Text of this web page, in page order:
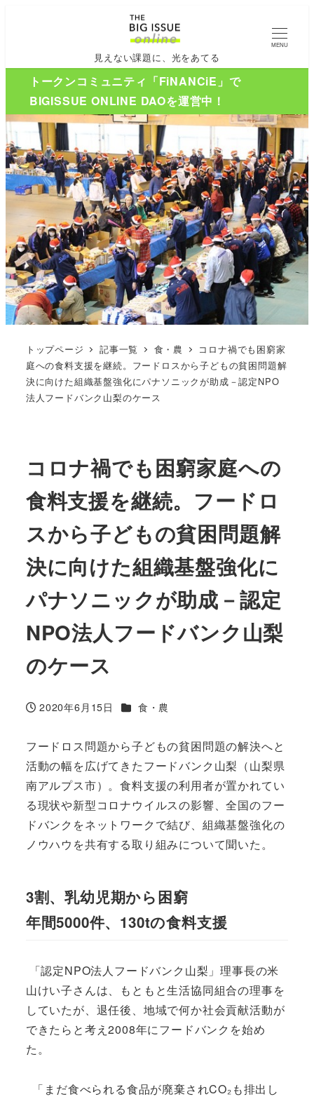
見えない課題に、光をあてる
MENU
トークンコミュニティ「FiNANCiE」で
BIGISSUE ONLINE DAOを運営中！
トップページ 記事一覧 食・農
コロナ禍でも困窮家
庭への食料支援を継続。フードロスから子どもの貧困問題解
決に向けた組織基盤強化にパナソニックが助成－認定NPO
法人フードバンク山梨のケース
コロナ禍でも困窮家庭への
食料支援を継続。フードロ
スから子どもの貧困問題解
決に向けた組織基盤強化に
パナソニックが助成－認定
NPO法人フードバンク山梨
のケース
投稿日
2020年6月15日 カテゴリー
食・農
フードロス問題から子どもの貧困問題の解決へと
活動の幅を広げてきたフードバンク山梨（山梨県
南アルプス市）。食料支援の利用者が置かれてい
る現状や新型コロナウイルスの影響、全国のフー
ドバンクをネットワークで結び、組織基盤強化の
ノウハウを共有する取り組みについて聞いた。
3割、乳幼児期から困窮
年間5000件、130tの食料支援
「認定NPO法人フードバンク山梨」理事長の米
山けい子さんは、もともと生活協同組合の理事を
していたが、退任後、地域で何か社会貢献活動が
できたらと考え2008年にフードバンクを始め
た。
「まだ食べられる食品が廃棄されCO₂も排出し